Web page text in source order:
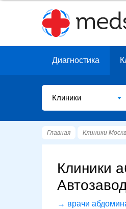
Диагностика
Клиники
Главная Клиники
Клиники
→ врачи